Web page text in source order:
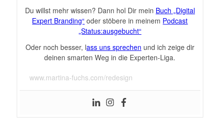
Du willst mehr wissen? Dann hol Dir mein Buch „Digital
Expert Branding“ oder stöbere in meinem Podcast
„Status:ausgebucht“
Oder noch besser, lass uns sprechen und ich zeige dir
deinen smarten Weg in die Experten-Liga.
www.martina-fuchs.com/redesign